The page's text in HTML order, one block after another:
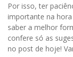
Por isso, ter
importante na
saber a melhor
confere só as
no post de hoje!